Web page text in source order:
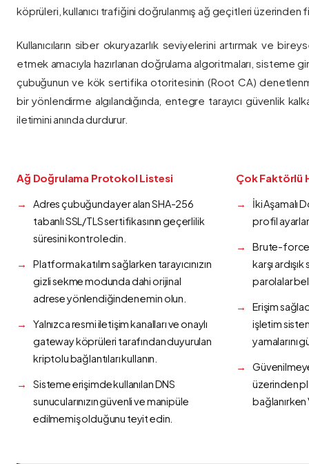
köprüleri, kullanıcı trafiğini doğrulanmış ağ geçitleri üzerinden
Kullanıcıların siber okuryazarlık seviyelerini artırmak ve
etmek amacıyla hazırlanan doğrulama algoritmaları, sisteme
çubuğunun ve kök sertifika otoritesinin (Root CA)
bir yönlendirme algılandığında, entegre tarayıcı güvenlik
iletimini anında durdurur.
Ağ Doğrulama Protokol Listesi
Adres çubuğunda yer alan SHA-256
tabanlı SSL/TLS sertifikasının geçerlilik
süresini kontrol edin.
Platforma katılım sağlarken tarayıcınızın
gizli sekme modunda dahi orijinal
adrese yönlendiğinden emin olun.
Yalnızca resmi iletişim kanalları ve onaylı
gateway köprüleri tarafından duyurulan
kriptolu bağlantıları kullanın.
Sisteme erişimde kullanılan DNS
sunucularınızın güvenli ve manipüle
edilmemiş olduğunu teyit edin.
Çok Faktörlü
İki Aşamalı
profil
Brute-force
karşı
parolalar
Erişim
işletim
yamalarını
üzerinden
bağlanırken